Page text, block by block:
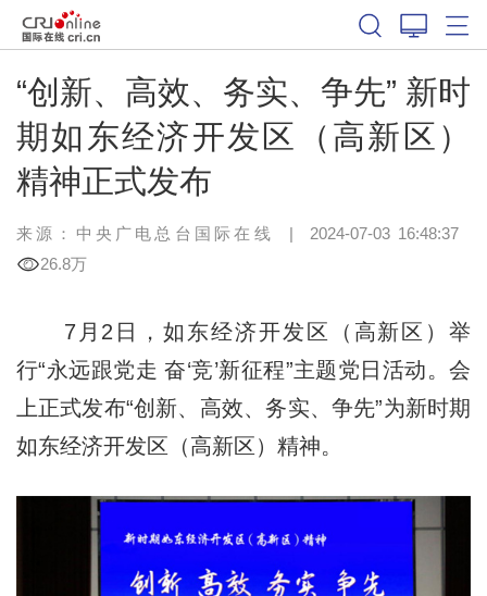
“创新、高效、务实、争先” 新时
期如东经济开发区（高新区）
精神正式发布
来源：中央广电总台国际在线 | 2024-07-03 16:48:37
26.8万
7月2日，如东经济开发区（高新区）举
行“永远跟党走 奋‘竞’新征程”主题党日活动。会
上正式发布“创新、高效、务实、争先”为新时期
如东经济开发区（高新区）精神。